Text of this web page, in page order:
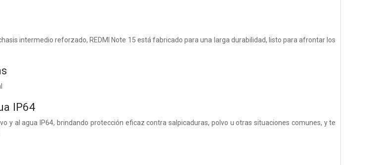
intermedio reforzado, REDMI Note 15 está fabricado para una larga durabilidad, listo para afrontar los
IP64
y al agua IP64, brindando protección eficaz contra salpicaduras, polvo u otras situaciones comunes, y te